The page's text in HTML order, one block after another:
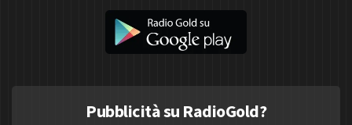
Pubblicità su RadioGold?